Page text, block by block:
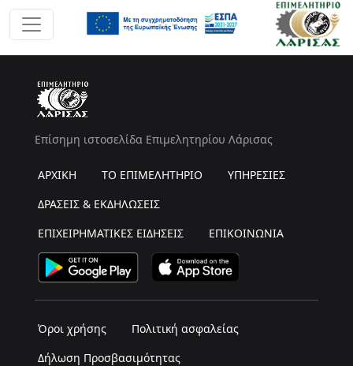
Επίσημη ιστοσελίδα Επιμελητηρίου Λάρισας
ΑΡΧΙΚΗ ΤΟ ΕΠΙΜΕΛΗΤΗΡΙΟ
ΥΠΗΡΕΣΙΕΣ
ΔΡΑΣΕΙΣ & ΕΚΔΗΛΩΣΕΙΣ
ΕΠΙΧΕΙΡΗΜΑΤΙΚΕΣ ΕΙΔΗΣΕΙΣ
ΕΠΙΚΟΙΝΩΝΙΑ
Όροι χρήσης
Πολιτική ασφαλείας
Δήλωση Προσβασιμότητας